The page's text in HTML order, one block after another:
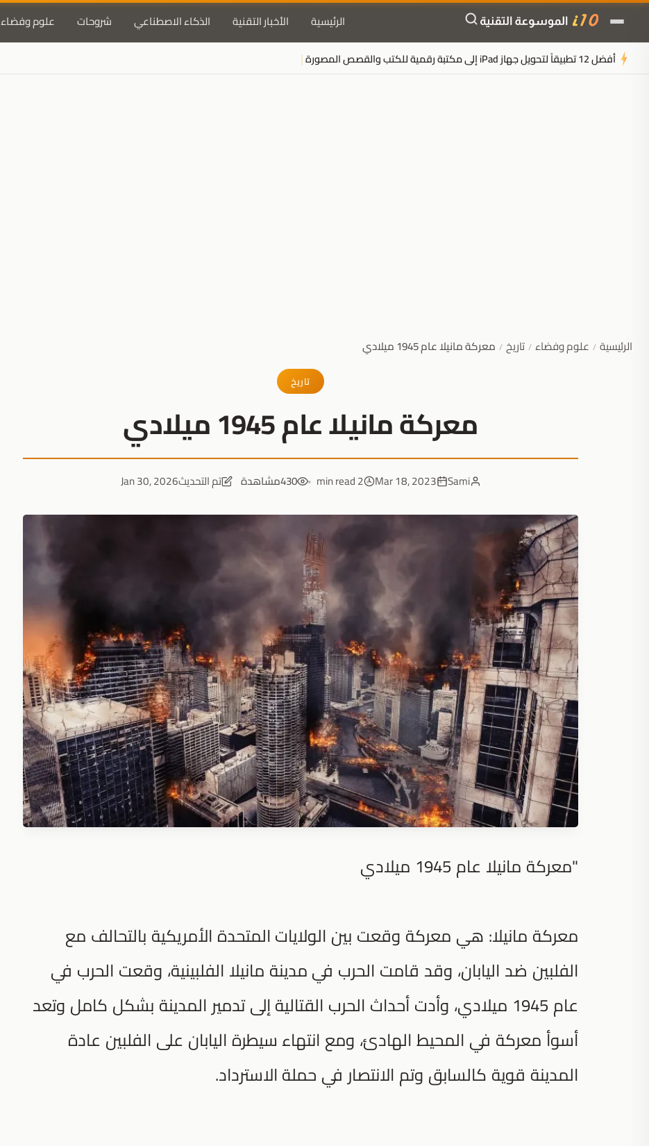
الرئيسية الأخبار التقنية الذكاء الاصطناعي شروحات علوم وفضاء
ملخَّص المقال
أفضل 12 تطبيقاً لتحويل جهاز iPad إلى مكتبة رقمية للكتب والقصص المصورة
الرئيسية / علوم وفضاء / تاريخ / معركة مانيلا عام 1945 ميلادي
تاريخ
معركة مانيلا عام 1945 ميلادي
Sami
Mar 18, 2023
2 min read
430مشاهدة تم التحديثJan 30, 2026
"معركة مانيلا عام 1945 ميلادي
معركة مانيلا: هي معركة وقعت بين الولايات المتحدة الأمريكية بالتحالف مع
الفلبين ضد اليابان، وقد قامت الحرب في مدينة مانيلا الفلبينية، وقعت الحرب في
عام 1945 ميلادي، وأدت أحداث الحرب القتالية إلى تدمير المدينة بشكل كامل وتعد
أسوأ معركة في المحيط الهادئ، ومع انتهاء سيطرة اليابان على الفلبين عادة
المدينة قوية كالسابق وتم الانتصار في حملة الاسترداد.